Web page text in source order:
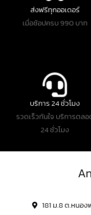
ส่งฟรีทุกออเดอร์
เมื่อช้อปครบ 990 บาท
บริการ 24 ชั่วโมง
รวดเร็วทันใจ บริการตล
24 ชั่วโมง
181 ม.8 ต.หนอ